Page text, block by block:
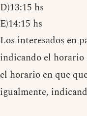
D)13:15 hs
E)14:15 hs
Los interesados en
indicando el
el horario en que
igualmente,